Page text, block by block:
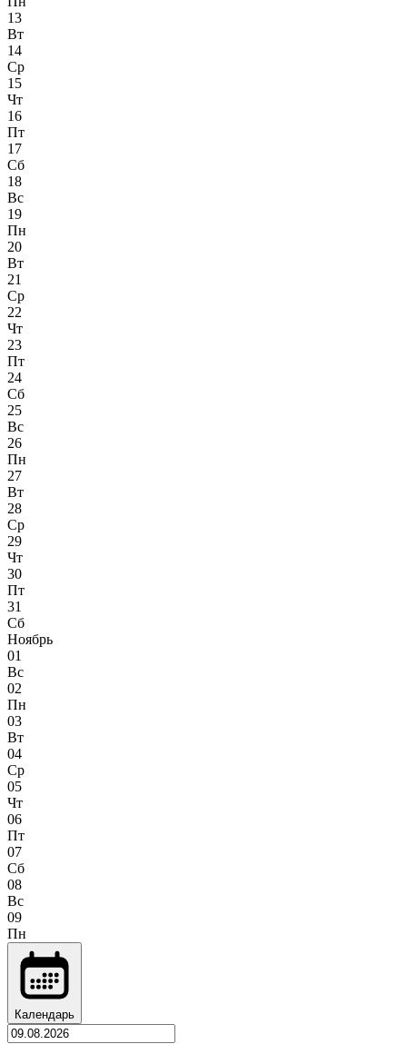
13
Вт
14
Ср
15
Чт
16
Пт
17
Сб
18
Вс
19
Пн
20
Вт
21
Ср
22
Чт
23
Пт
24
Сб
25
Вс
26
Пн
27
Вт
28
Ср
29
Чт
30
Пт
31
Сб
Ноябрь
01
Вс
02
Пн
03
Вт
04
Ср
05
Чт
06
Пт
07
Сб
08
Вс
09
Пн
Календарь